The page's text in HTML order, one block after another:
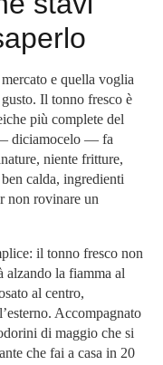
e quella voglia
Il tonno fresco è
più complete del
— diciamocelo — fa
niente fritture,
calda, ingredienti
non rovinare un
il tonno fresco non
alzando la fiamma al
al centro,
Accompagnato
di maggio che si
che fai a casa in 20